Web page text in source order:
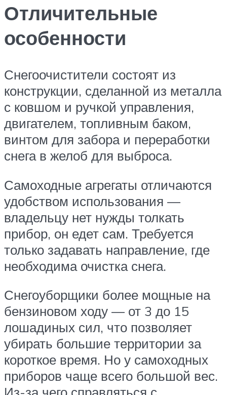
Отличительные
особенности
Снегоочистители состоят из
конструкции, сделанной из металла
с ковшом и ручкой управления,
двигателем, топливным баком,
винтом для забора и переработки
снега в желоб для выброса.
Самоходные агрегаты отличаются
удобством использования —
владельцу нет нужды толкать
прибор, он едет сам. Требуется
только задавать направление, где
необходима очистка снега.
Снегоуборщики более мощные на
бензиновом ходу — от 3 до 15
лошадиных сил, что позволяет
убирать большие территории за
короткое время. Но у самоходных
приборов чаще всего большой вес.